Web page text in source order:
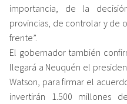
importancia, de la
provincias, de controlar y de
frente”.
El gobernador también
llegará a Neuquén el
Watson, para firmar el
invertirán 1.500 millones